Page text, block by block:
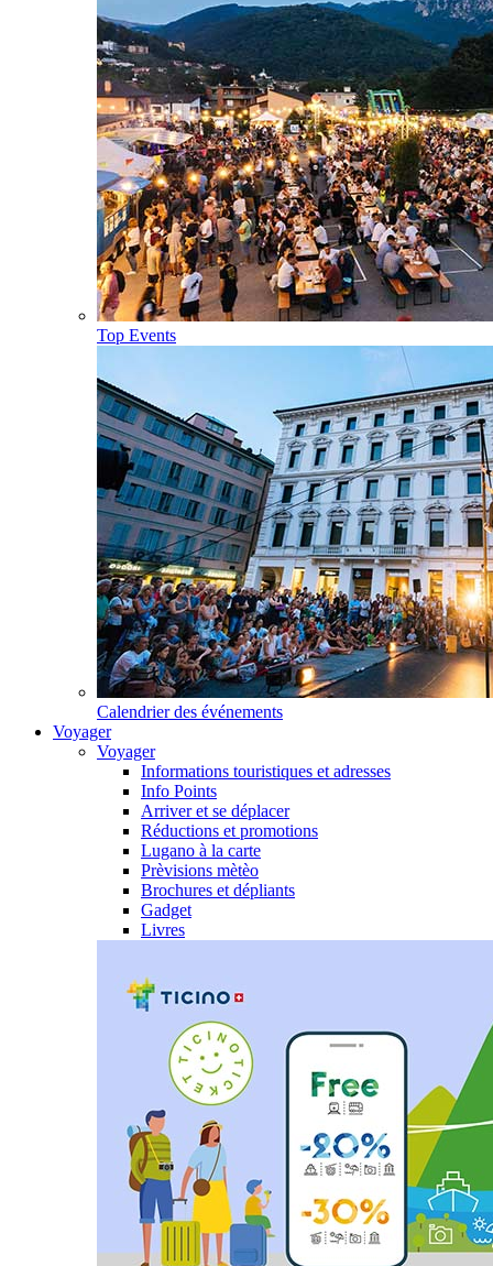
Top Events
Calendrier des événements
Voyager
Voyager
Informations touristiques et adresses
Info Points
Arriver et se déplacer
Réductions et promotions
Lugano à la carte
Prèvisions mètèo
Brochures et dépliants
Gadget
Livres